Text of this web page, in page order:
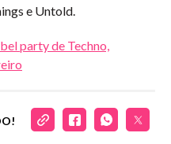
e Untold.
party de Techno,